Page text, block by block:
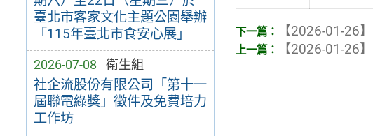
臺北市客家文化主題公園舉辦
「115年臺北市食安心展」
2026-07-08 衛生組
社企流股份有限公司「第十一
屆聯電綠獎」徵件及免費培力
工作坊
【2026-01-26】
【2026-01-26】